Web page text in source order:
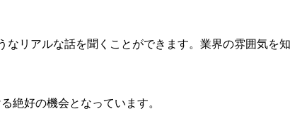
リアルな話を聞くことができます。業界の雰囲気を知
絶好の機会となっています。